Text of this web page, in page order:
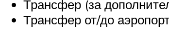
Трансфер (за
Трансфер от/до